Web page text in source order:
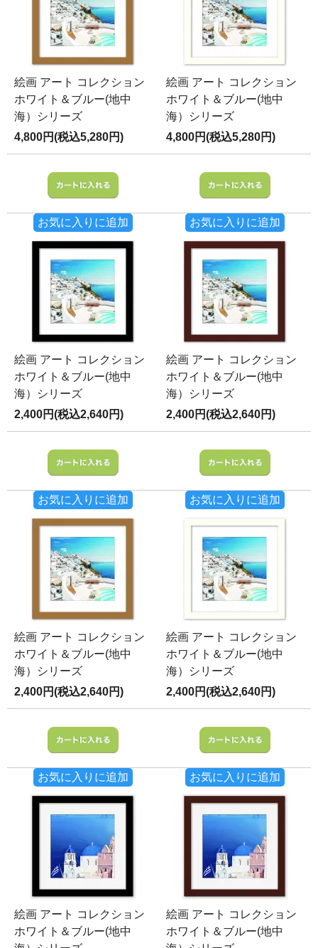
絵画 アート コレクション
ホワイト＆ブルー(地中
海）シリーズ
4,800円(税込5,280円)
お気に入りに追加
絵画 アート コレクション
ホワイト＆ブルー(地中
海）シリーズ
4,800円(税込5,280円)
お気に入りに追加
絵画 アート コレクション
ホワイト＆ブルー(地中
海）シリーズ
2,400円(税込2,640円)
お気に入りに追加
絵画 アート コレクション
ホワイト＆ブルー(地中
海）シリーズ
2,400円(税込2,640円)
お気に入りに追加
絵画 アート コレクション
ホワイト＆ブルー(地中
海）シリーズ
2,400円(税込2,640円)
お気に入りに追加
絵画 アート コレクション
ホワイト＆ブルー(地中
海）シリーズ
2,400円(税込2,640円)
お気に入りに追加
絵画 アート コレクション
ホワイト＆ブルー(地中
絵画 アート コレクション
ホワイト＆ブルー(地中